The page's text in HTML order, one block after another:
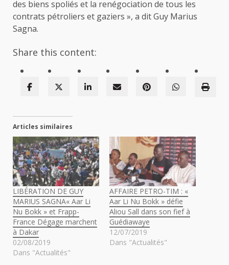
des biens spoliés et la renégociation de tous les
contrats pétroliers et gaziers », a dit Guy Marius
Sagna.
Share this content:
Articles similaires
LIBÉRATION DE GUY
MARIUS SAGNA« Aar Li
Nu Bokk » et Frapp-
France Dégage marchent
à Dakar
02/08/2019
Dans "Actualités"
AFFAIRE PETRO-TIM : «
Aar Li Nu Bokk » défie
Aliou Sall dans son fief à
Guédiawaye
12/07/2019
Dans "Actualités"